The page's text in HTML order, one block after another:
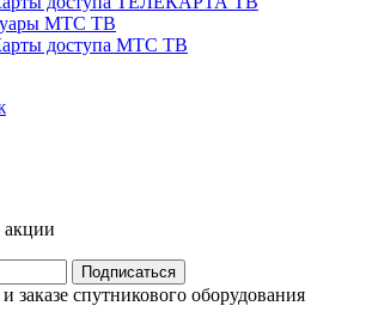
МТС ТВ
доступа МТС ТВ
акции
Подписаться
заказе спутникового оборудования